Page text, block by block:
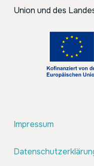
Union und des
Impressum